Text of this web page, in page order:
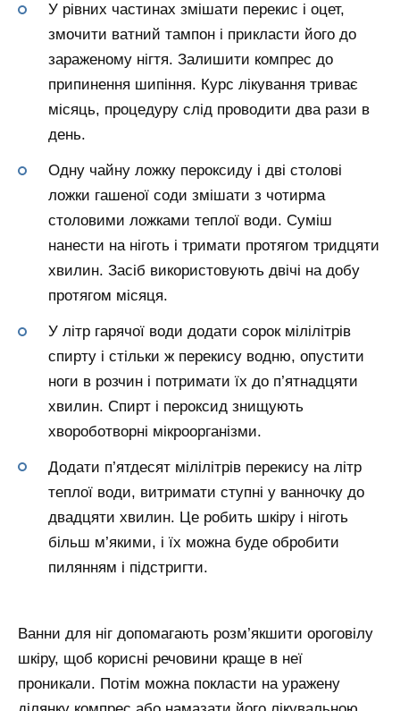
У рівних частинах змішати перекис і оцет,
змочити ватний тампон і прикласти його до
зараженому нігтя. Залишити компрес до
припинення шипіння. Курс лікування триває
місяць, процедуру слід проводити два рази в
день.
Одну чайну ложку пероксиду і дві столові
ложки гашеної соди змішати з чотирма
столовими ложками теплої води. Суміш
нанести на ніготь і тримати протягом тридцяти
хвилин. Засіб використовують двічі на добу
протягом місяця.
У літр гарячої води додати сорок мілілітрів
спирту і стільки ж перекису водню, опустити
ноги в розчин і потримати їх до п’ятнадцяти
хвилин. Спирт і пероксид знищують
хвороботворні мікроорганізми.
Додати п’ятдесят мілілітрів перекису на літр
теплої води, витримати ступні у ванночку до
двадцяти хвилин. Це робить шкіру і ніготь
більш м’якими, і їх можна буде обробити
пилянням і підстригти.
Ванни для ніг допомагають розм’якшити ороговілу
шкіру, щоб корисні речовини краще в неї
проникали. Потім можна покласти на уражену